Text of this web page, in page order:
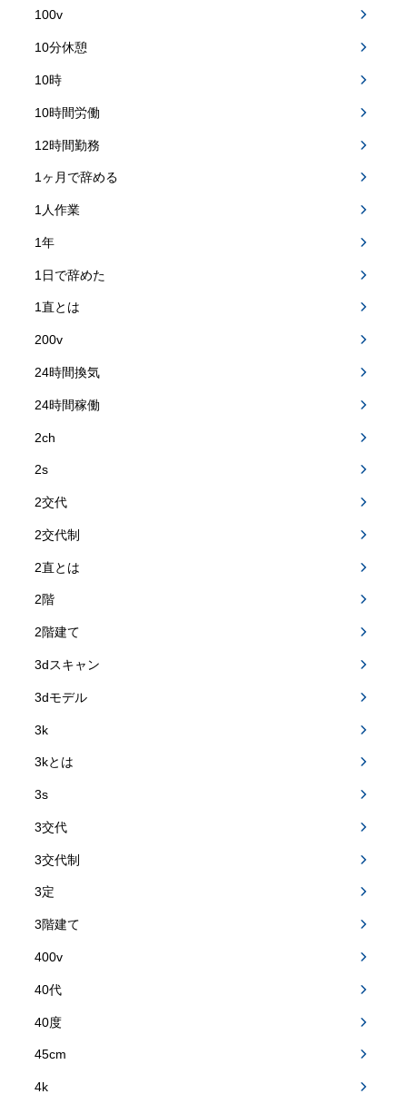
100v
10分休憩
10時
10時間労働
12時間勤務
1ヶ月で辞める
1人作業
1年
1日で辞めた
1直とは
200v
24時間換気
24時間稼働
2ch
2s
2交代
2交代制
2直とは
2階
2階建て
3dスキャン
3dモデル
3k
3kとは
3s
3交代
3交代制
3定
3階建て
400v
40代
40度
45cm
4k